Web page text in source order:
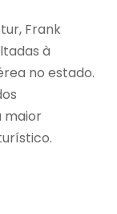
Frank
à
no estado.
maior